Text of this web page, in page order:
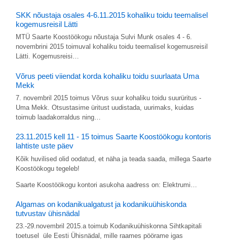
SKK nõustaja osales 4-6.11.2015 kohaliku toidu teemalisel
kogemusreisil Lätti
MTÜ Saarte Koostöökogu nõustaja Sulvi Munk osales 4 - 6.
novembrini 2015 toimuval kohaliku toidu teemalisel kogemusreisil
Lätti. Kogemusreisi…
Võrus peeti viiendat korda kohaliku toidu suurlaata Uma
Mekk
7. novembril 2015 toimus Võrus suur kohaliku toidu suurüritus -
Uma Mekk. Otsustasime üritust uudistada, uurimaks, kuidas
toimub laadakorraldus ning…
23.11.2015 kell 11 - 15 toimus Saarte Koostöökogu kontoris
lahtiste uste päev
Kõik huvilised olid oodatud, et näha ja teada saada, millega Saarte
Koostöökogu tegeleb!
Saarte Koostöökogu kontori asukoha aadress on: Elektrumi…
Algamas on kodanikualgatust ja kodanikuühiskonda
tutvustav ühisnädal
23.-29.novembril 2015.a toimub Kodanikuühiskonna Sihtkapitali
toetusel üle Eesti Ühisnädal, mille raames pöörame igas